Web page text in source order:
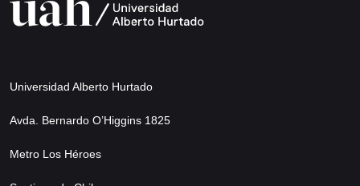
Universidad Alberto Hurtado
Avda. Bernardo O’Higgins 1825
Metro Los Héroes